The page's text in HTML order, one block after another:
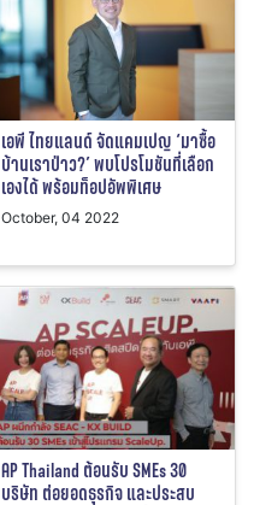
เอพี ไทยแลนด์ จัดแคมเปญ ‘มาซื้อ
บ้านเราป่าว?’ พบโปรโมชันที่เลือก
เองได้ พร้อมท็อปอัพพิเศษ
October, 04 2022
AP Thailand ต้อนรับ SMEs 30
บริษัท ต่อยอดธุรกิจ และประสบ